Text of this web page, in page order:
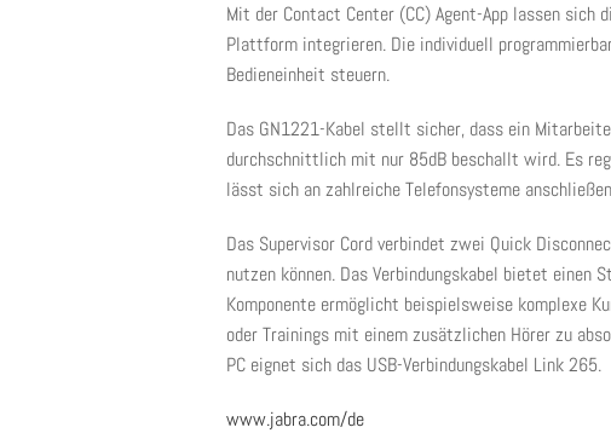
Mit der Contact Center (CC) Agent-App lassen sich
Plattform integrieren. Die individuell
Bedieneinheit steuern.
Das GN1221-Kabel stellt sicher, dass ein
durchschnittlich mit nur 85dB beschallt wird. Es
lässt sich an zahlreiche Telefonsysteme
Das Supervisor Cord verbindet zwei Quick
nutzen können. Das Verbindungskabel bietet
Komponente ermöglicht beispielsweise komplexe
oder Trainings mit einem zusätzlichen Hörer zu
PC eignet sich das USB-Verbindungskabel Link 265.
www.jabra.com/de